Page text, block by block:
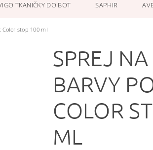
TKANIČKY DO BOT SAPHIR
Color stop 100 ml
SPREJ
BARVY
COLOR
ML